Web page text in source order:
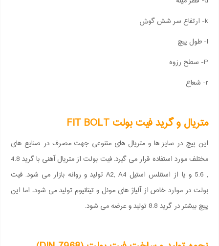
k- ارتفاع سر شش گوش
l- طول پیچ
P- سطح رزوه
r- شعاع
متریال و گرید فیت بولت FIT BOLT
این پیچ در سایز ها و متریال های متنوعی جهت مصرف در صنایع های
مختلف مورد استفاده قرار می گیرد. فیت بولت از متریال آهنی با گرید 4.8
, 5.6 و یا از استنلس استیل A2, A4 تولید و روانه بازار می شود. فیت
بولت در موارد خاص از آلیاژ های مونل و تیتانیوم تولید می شود، اما این
پیچ بیشتر در گرید 8.8 تولید و عرضه می شود.